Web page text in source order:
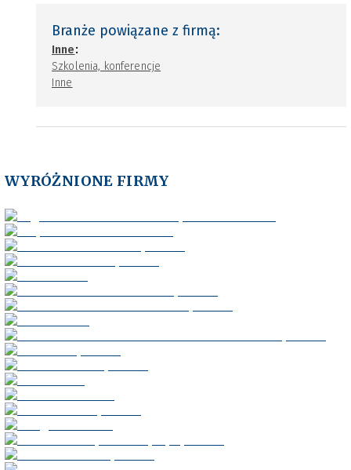
Branże powiązane z firmą:
Inne:
Szkolenia, konferencje
Inne
WYRÓŻNIONE FIRMY